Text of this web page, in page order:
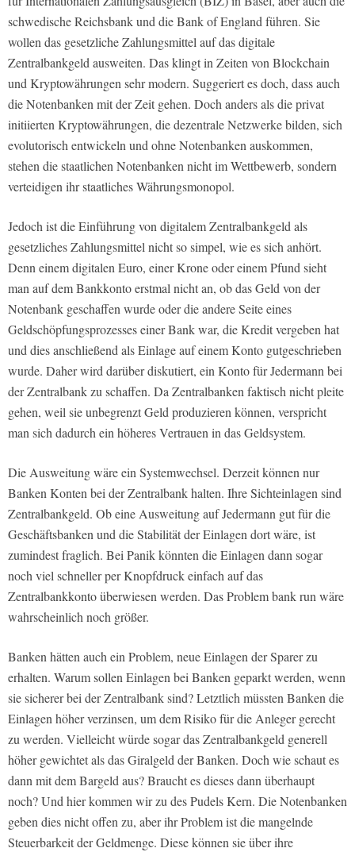
schwedische Reichsbank und die Bank of England führen. Sie
wollen das gesetzliche Zahlungsmittel auf das digitale
Zentralbankgeld ausweiten. Das klingt in Zeiten von Blockchain
und Kryptowährungen sehr modern. Suggeriert es doch, dass auch
die Notenbanken mit der Zeit gehen. Doch anders als die privat
initiierten Kryptowährungen, die dezentrale Netzwerke bilden, sich
evolutorisch entwickeln und ohne Notenbanken auskommen,
stehen die staatlichen Notenbanken nicht im Wettbewerb, sondern
verteidigen ihr staatliches Währungsmonopol.
Jedoch ist die Einführung von digitalem Zentralbankgeld als
gesetzliches Zahlungsmittel nicht so simpel, wie es sich anhört.
Denn einem digitalen Euro, einer Krone oder einem Pfund sieht
man auf dem Bankkonto erstmal nicht an, ob das Geld von der
Notenbank geschaffen wurde oder die andere Seite eines
Geldschöpfungsprozesses einer Bank war, die Kredit vergeben hat
und dies anschließend als Einlage auf einem Konto gutgeschrieben
wurde. Daher wird darüber diskutiert, ein Konto für Jedermann bei
der Zentralbank zu schaffen. Da Zentralbanken faktisch nicht pleite
gehen, weil sie unbegrenzt Geld produzieren können, verspricht
man sich dadurch ein höheres Vertrauen in das Geldsystem.
Die Ausweitung wäre ein Systemwechsel. Derzeit können nur
Banken Konten bei der Zentralbank halten. Ihre Sichteinlagen sind
Zentralbankgeld. Ob eine Ausweitung auf Jedermann gut für die
Geschäftsbanken und die Stabilität der Einlagen dort wäre, ist
zumindest fraglich. Bei Panik könnten die Einlagen dann sogar
noch viel schneller per Knopfdruck einfach auf das
Zentralbankkonto überwiesen werden. Das Problem bank run wäre
wahrscheinlich noch größer.
Banken hätten auch ein Problem, neue Einlagen der Sparer zu
erhalten. Warum sollen Einlagen bei Banken geparkt werden, wenn
sie sicherer bei der Zentralbank sind? Letztlich müssten Banken die
Einlagen höher verzinsen, um dem Risiko für die Anleger gerecht
zu werden. Vielleicht würde sogar das Zentralbankgeld generell
höher gewichtet als das Giralgeld der Banken. Doch wie schaut es
dann mit dem Bargeld aus? Braucht es dieses dann überhaupt
noch? Und hier kommen wir zu des Pudels Kern. Die Notenbanken
geben dies nicht offen zu, aber ihr Problem ist die mangelnde
Steuerbarkeit der Geldmenge. Diese können sie über ihre